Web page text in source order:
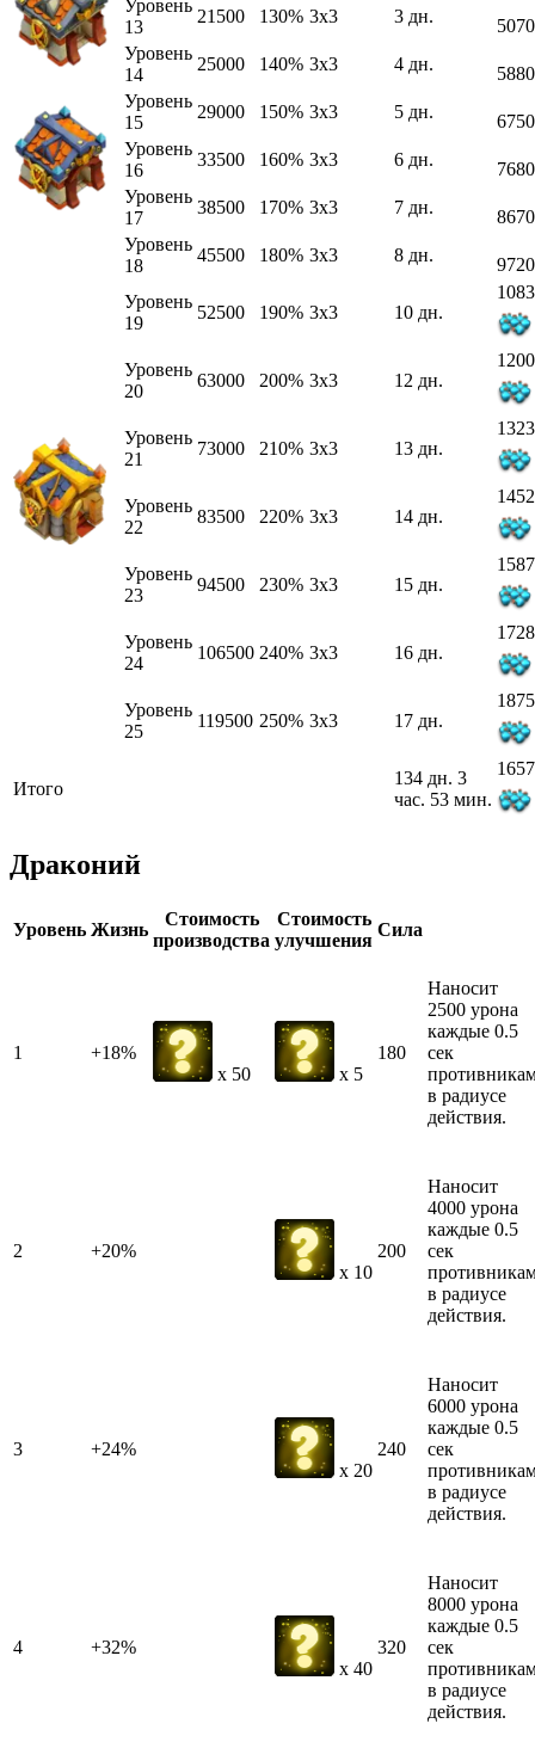
Уровень
13
21500 130% 3x3 3 дн.
Уровень
14
25000 140% 3x3 4 дн.
Уровень
15
29000 150% 3x3 5 дн.
Уровень
16
33500 160% 3x3 6 дн.
Уровень
17
38500 170% 3x3 7 дн.
Уровень
18
45500 180% 3x3 8 дн.
Уровень
19
52500 190% 3x3 10 дн.
Уровень
20
63000 200% 3x3 12 дн.
Уровень
21
73000 210% 3x3 13 дн.
Уровень
22
83500 220% 3x3 14 дн.
Уровень
23
94500 230% 3x3 15 дн.
Уровень
24
106500 240% 3x3 16 дн.
Уровень
25
119500 250% 3x3 17 дн.
Итого
134 дн. 3
час. 53 мин.
Драконий
Уровень Жизнь
Стоимость
производства
Стоимость
улучшения
Сила
1
+18%
x 50
x 5
180
Наносит
2500 урона
каждые 0.5
сек
в радиусе
действия.
2
+20%
x 10
200
Наносит
4000 урона
каждые 0.5
сек
в радиусе
действия.
3
+24%
x 20
240
Наносит
6000 урона
каждые 0.5
сек
в радиусе
действия.
4
+32%
x 40
320
Наносит
8000 урона
каждые 0.5
сек
в радиусе
действия.